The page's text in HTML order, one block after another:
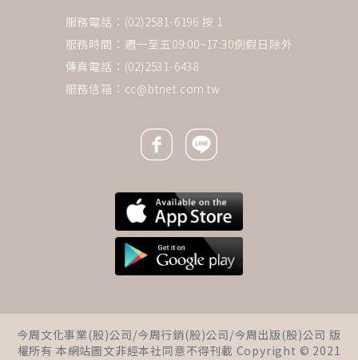
少吃多動也沒用？她半年胖6公
斤好冤枉！醫揭「圍更年期」真
服務電話：(02)2581-6196 按 1
服務時間：週一至五09:00~17:30例假日除外
傳真電話：(02)2531-6438
服務信箱： cc@btnet.com.tw
Facebook icon
Line icon
今周文化事業(股)公司/今周行銷(股)公司/今周出版(股)公司 版
權所有 本網站圖文非經本社同意不得刊載 Copyright © 2021